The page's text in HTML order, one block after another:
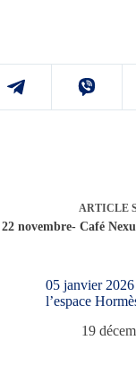
ARTICLE
22 novembre- Café
05 janvier
l’espace
19